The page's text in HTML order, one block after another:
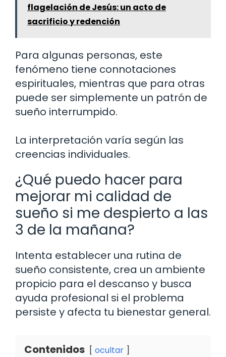
flagelación de Jesús: un acto de
sacrificio y redención
Para algunas personas, este
fenómeno tiene connotaciones
espirituales, mientras que para otras
puede ser simplemente un patrón de
sueño interrumpido.
La interpretación varía según las
creencias individuales.
¿Qué puedo hacer para
mejorar mi calidad de
sueño si me despierto a las
3 de la mañana?
Intenta establecer una rutina de
sueño consistente, crea un ambiente
propicio para el descanso y busca
ayuda profesional si el problema
persiste y afecta tu bienestar general.
Contenidos ocultar